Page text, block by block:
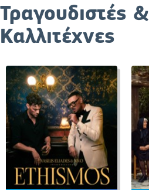
Τραγουδιστές &
Καλλιτέχνες